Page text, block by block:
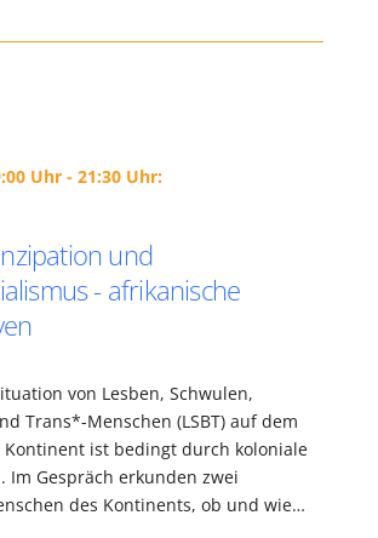
Uhr - 21:30 Uhr:
und
- afrikanische
von Lesben, Schwulen,
Trans*-Menschen (LSBT) auf dem
ist bedingt durch koloniale
Im Gespräch erkunden zwei
des Kontinents, ob und wie…